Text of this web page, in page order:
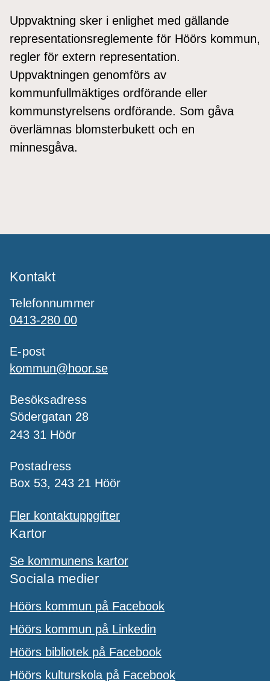
Uppvaktning sker i enlighet med gällande
representationsreglemente för Höörs kommun,
regler för extern representation.
Uppvaktningen genomförs av
kommunfullmäktiges ordförande eller
kommunstyrelsens ordförande. Som gåva
överlämnas blomsterbukett och en
minnesgåva.
Kontakt
Telefonnummer
0413-280 00
E-post
kommun@hoor.se
Besöksadress
Södergatan 28
243 31 Höör
Postadress
Box 53, 243 21 Höör
Fler kontaktuppgifter
Kartor
Se kommunens kartor
Sociala medier
Höörs kommun på Facebook
Höörs kommun på Linkedin
Höörs bibliotek på Facebook
Höörs kulturskola på Facebook